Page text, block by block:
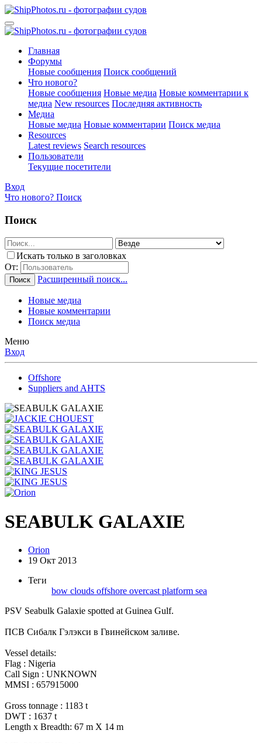
Главная
Форумы
Новые сообщения Поиск сообщений
Что нового?
Новые сообщения Новые медиа Новые комментарии к
медиа New resources Последняя активность
Медиа
Новые медиа Новые комментарии Поиск медиа
Resources
Latest reviews Search resources
Пользователи
Текущие посетители
Вход
Что нового? Поиск
Поиск
Искать только в заголовках
От:
Поиск Расширенный поиск...
Новые медиа
Новые комментарии
Поиск медиа
Меню
Вход
Offshore
Suppliers and AHTS
SEABULK GALAXIE
Orion
19 Окт 2013
Теги
bow clouds offshore overcast platform sea
PSV Seabulk Galaxie spotted at Guinea Gulf.
ПСВ Сибалк Гэлэкси в Гвинейском заливе.
Vessel details:
Flag : Nigeria
Call Sign : UNKNOWN
MMSI : 657915000
Gross tonnage : 1183 t
DWT : 1637 t
Length x Breadth: 67 m X 14 m